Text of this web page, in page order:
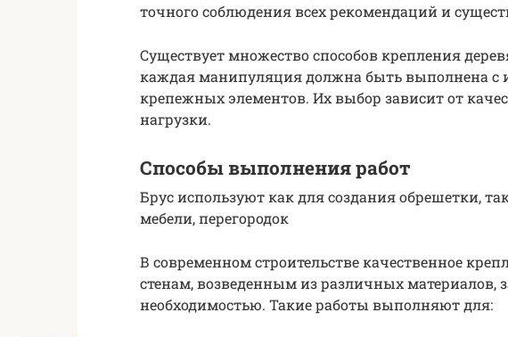
точного соблюдения всех рекомендаций и
Существует множество способов крепления
каждая манипуляция должна быть выполнена с
крепежных элементов. Их выбор зависит от
нагрузки.
Способы выполнения работ
Брус используют как для создания обрешетки,
мебели, перегородок
В современном строительстве качественное
стенам, возведенным из различных материалов,
необходимостью. Такие работы выполняют для: